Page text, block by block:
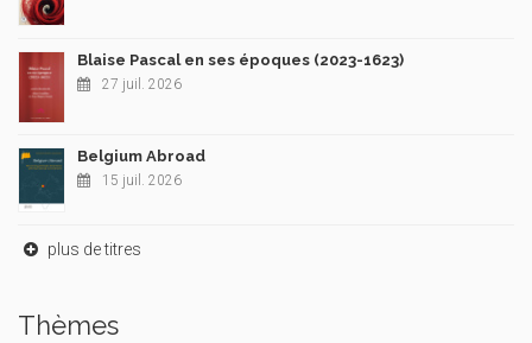
Blaise Pascal en ses époques (2023-1623)
27 juil. 2026
Belgium Abroad
15 juil. 2026
plus de titres
Thèmes